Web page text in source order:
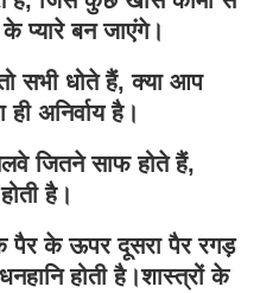
प्यारे बन जाएंगे।
सभी धोते हैं, क्या आप
अनिर्वाय है।
जितने साफ होते हैं,
है।
पैर के ऊपर दूसरा पैर रगड़
होती है।शास्त्रों के